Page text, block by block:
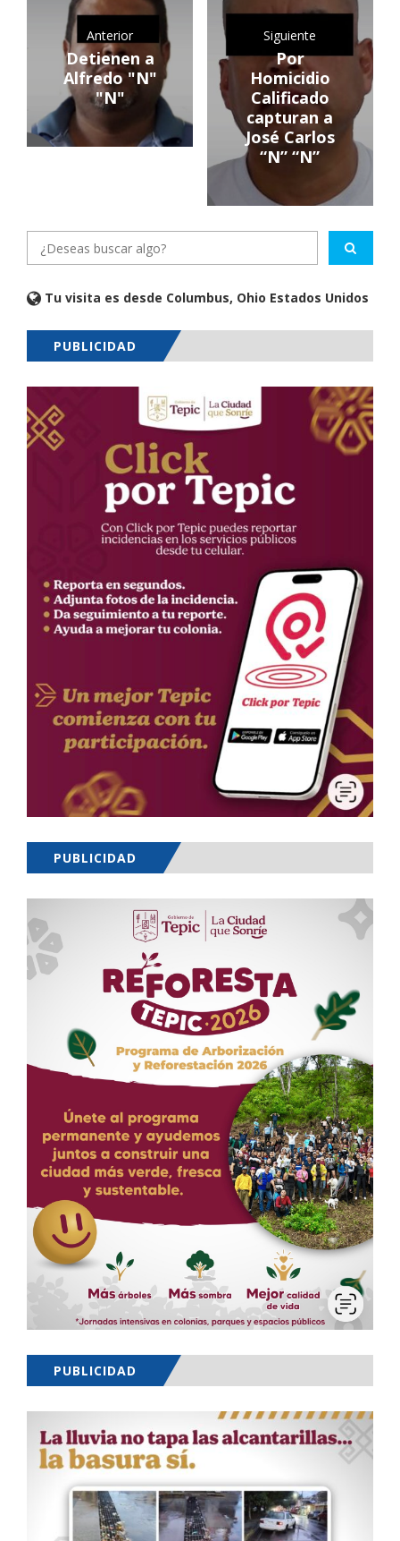
Anterior
Detienen a
Alfredo "N"
"N"
Siguiente
Por
Homicidio
Calificado
capturan a
José Carlos
“N” “N”
Tu visita es desde Columbus, Ohio Estados Unidos
PUBLICIDAD
PUBLICIDAD
PUBLICIDAD